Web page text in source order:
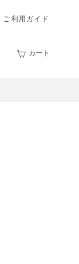
ご利用ガイド
カート